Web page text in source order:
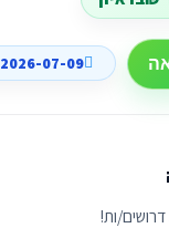
2026-07-09 09:26:59
לשדרוג SAP HANA דרושים/ות!